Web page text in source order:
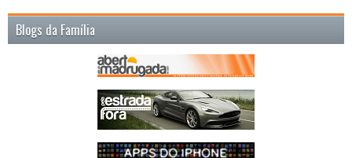
Blogs da Família